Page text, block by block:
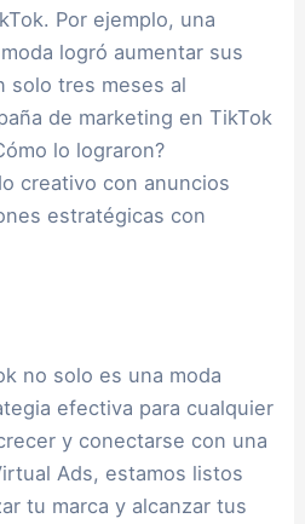
Por ejemplo, una
logró aumentar sus
solo tres meses al
de marketing en TikTok
lo lograron?
creativo con anuncios
estratégicas con
no solo es una moda
efectiva para cualquier
y conectarse con una
Ads, estamos listos
tu marca y alcanzar tus